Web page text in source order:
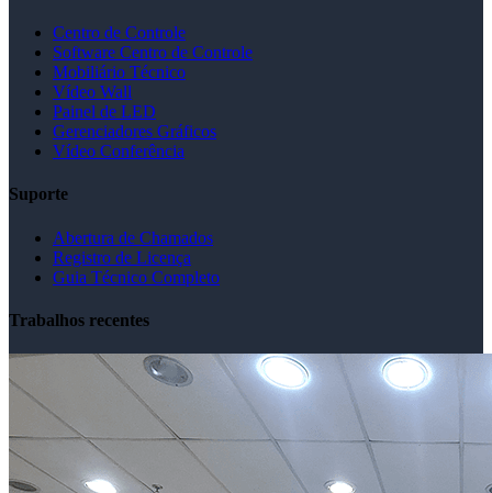
Centro de Controle
Software Centro de Controle
Mobiliário Técnico
Vídeo Wall
Painel de LED
Gerenciadores Gráficos
Vídeo Conferência
Suporte
Abertura de Chamados
Registro de Licença
Guia Técnico Completo
Trabalhos recentes